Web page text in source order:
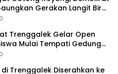
Gerakan Langit Biru
0
Trenggalek Gelar Open
Mulai Tempati Gedung
0
Trenggalek Diserahkan ke